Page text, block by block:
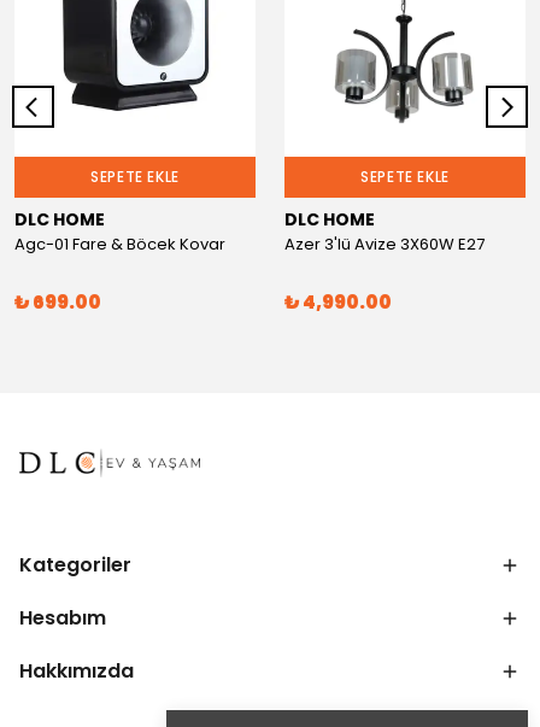
SEPETE EKLE
DLC HOME
Agc-01 Fare & Böcek Kovar
₺ 699.00
SEPETE EKLE
DLC HOME
Azer 3'lü Avize 3X60W E27
₺ 4,990.00
Kategoriler
Hesabım
Hakkımızda